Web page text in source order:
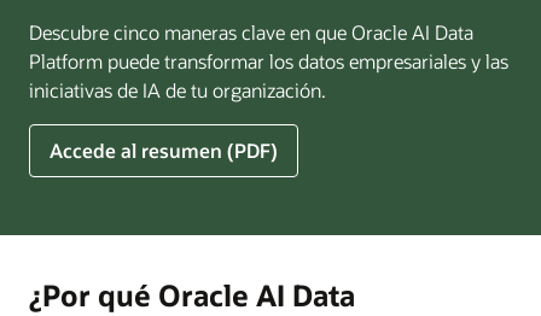
Descubre cinco maneras clave en que Oracle AI Data
Platform puede transformar los datos empresariales y las
iniciativas de IA de tu organización.
Accede al resumen (PDF)
¿Por qué Oracle AI Data